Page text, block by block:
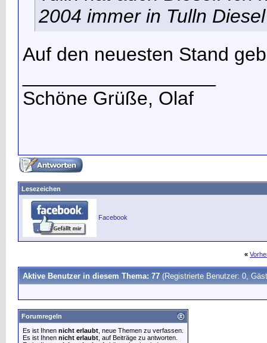
2004 immer in Tulln
Auf den neuesten Stand
Schöne Grüße, Olaf
Lesezeichen
Facebook
«
Aktive Benutzer in diesem Thema: 77 (Registrierte Benutzer: 0,
Forumregeln
Es ist Ihnen nicht erlaubt , neue Themen zu verfassen.
Es ist Ihnen nicht erlaubt , auf Beiträge zu antworten.